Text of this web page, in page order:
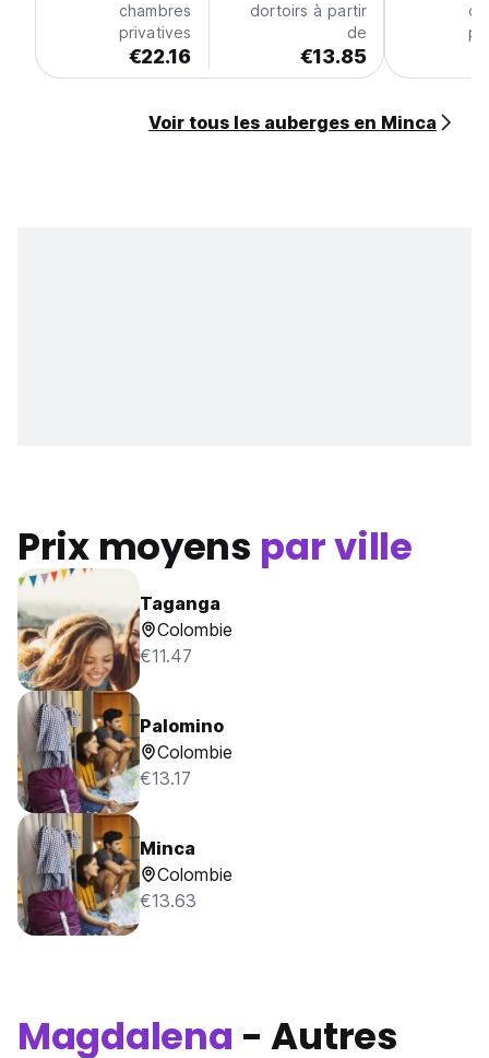
chambres
privatives
€22.16
dortoirs à partir
de
€13.85
Voir tous les auberges en Minca
Prix moyens par ville
Taganga
Colombie
€11.47
Palomino
Colombie
€13.17
Minca
Colombie
€13.63
Magdalena - Autres